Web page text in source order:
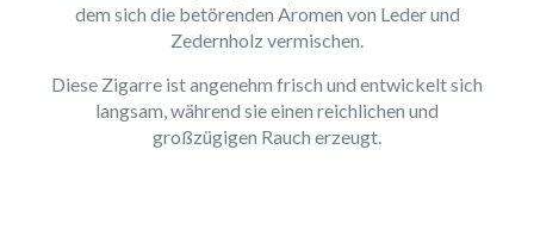
dem sich die betörenden Aromen von Leder und
Zedernholz vermischen.
Diese Zigarre ist angenehm frisch und entwickelt sich
langsam, während sie einen reichlichen und
großzügigen Rauch erzeugt.